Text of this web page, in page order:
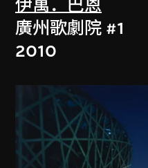
伊萬．巴恩
廣州歌劇院 #1
2010